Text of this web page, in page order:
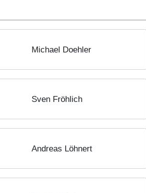
Michael Doehler
Sven Fröhlich
Andreas Löhnert